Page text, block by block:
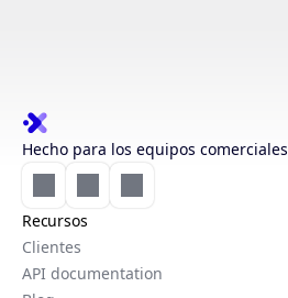
Hecho para los equipos comerciales
Recursos
Clientes
API documentation